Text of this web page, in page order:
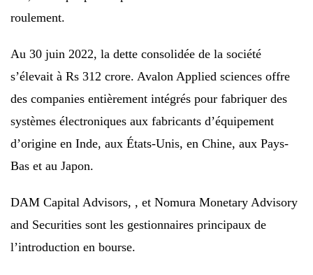
roulement.
Au 30 juin 2022, la dette consolidée de la société
s’élevait à Rs 312 crore. Avalon Applied sciences offre
des companies entièrement intégrés pour fabriquer des
systèmes électroniques aux fabricants d’équipement
d’origine en Inde, aux États-Unis, en Chine, aux Pays-
Bas et au Japon.
DAM Capital Advisors, , et Nomura Monetary Advisory
and Securities sont les gestionnaires principaux de
l’introduction en bourse.